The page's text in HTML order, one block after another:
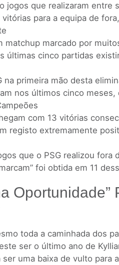
jogos que realizaram entre
para a equipa de
matchup marcado por
últimas cinco partidas
na primeira mão desta
nos últimos cinco
com 13 vitórias
registo extremamente
que o PSG realizou fora
foi obtida em 11
Oportunidade”
toda a caminhada dos
ser o último ano de
ser uma baixa de vulto para